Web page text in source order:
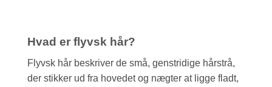
Hvad er flyvsk hår?
Flyvsk hår beskriver de små, genstridige hårstrå,
der stikker ud fra hovedet og nægter at ligge fladt,